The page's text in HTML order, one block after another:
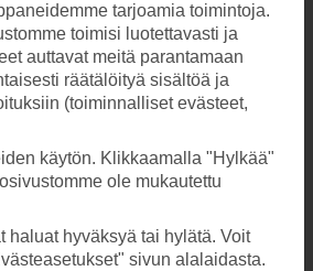
tarjoamia toimintoja.
toimisi luotettavasti ja
auttavat meitä parantamaan
räätälöityä sisältöä ja
(toiminnalliset evästeet,
käytön. Klikkaamalla "Hylkää"
ole mukautettu
haluat hyväksyä tai hylätä. Voit
sivun alalaidasta.